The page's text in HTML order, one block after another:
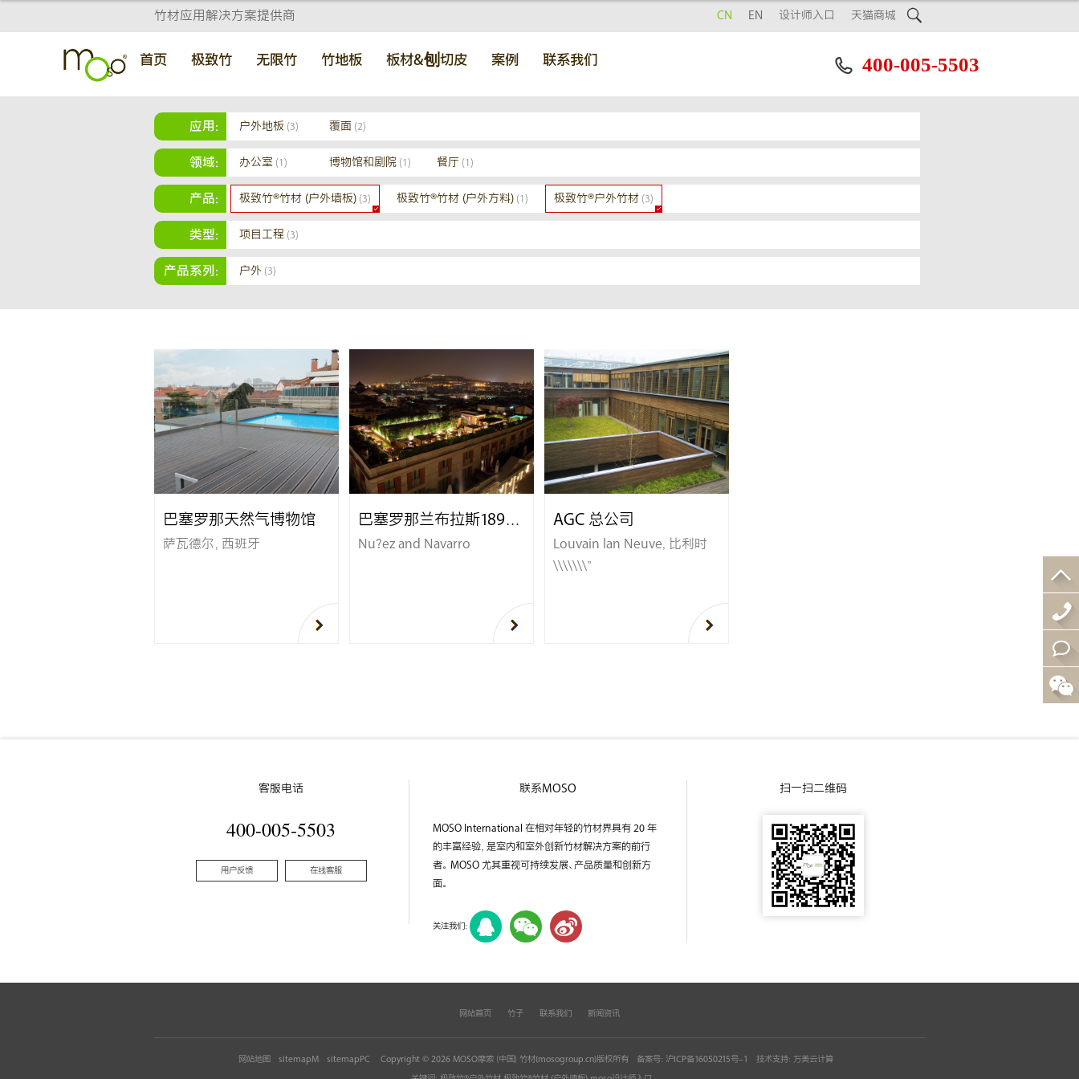
竹材应用解决方案提供商 
CN EN 设计师入口 天猫商城
首页 极致竹 无限竹 竹地板 板材&刨切皮 案例 联系我们  400-005-5503
应用: 户外地板 (3) 覆面 (2)
领域: 办公室 (1) 博物馆和剧院 (1) 餐厅 (1)
产品: 极致竹®竹材 (户外墙板) (3) 极致竹®竹材 (户外方料) (1) 极致竹®户外竹材 (3)
类型: 项目工程 (3)
产品系列: 户外 (3)
巴塞罗那天然气博物馆
萨瓦德尔，西班牙
巴塞罗那兰布拉斯1898酒店
Nu?ez and Navarro
AGC 总公司
Louvain lan Neuve, 比利时
\\\\\\\"
客服电话
400-005-5503
用户反馈 在线客服
联系MOSO
MOSO International 在相对年轻的竹材界具有 20 年
的丰富经验，是室内和室外创新竹材解决方案的前行
者。 MOSO 尤其重视可持续发展、产品质量和创新方
面。
关注我们：
扫一扫二维码
网站首页 竹子 联系我们 新闻资讯
网站地图 sitemapM sitemapPC Copyright © 2026 MOSO摩索（中国）竹材(mosogroup.cn)版权所有 备案号： 沪ICP备16050215号-1 技术支持： 万美云计算
线